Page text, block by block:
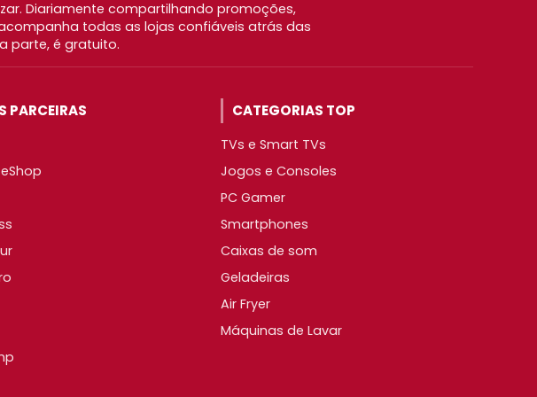
Diariamente compartilhando promoções,
todas as lojas confiáveis atrás das
parte, é gratuito.
PARCEIRAS CATEGORIAS TOP
TVs e Smart TVs
Jogos e Consoles
PC Gamer
Smartphones
Caixas de som
Geladeiras
Air Fryer
Máquinas de Lavar